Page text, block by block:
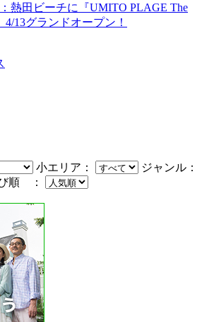
熱田ビーチに『UMITO PLAGE The
4/13グランドオープン！
小エリア：
ジャンル：
順 ：